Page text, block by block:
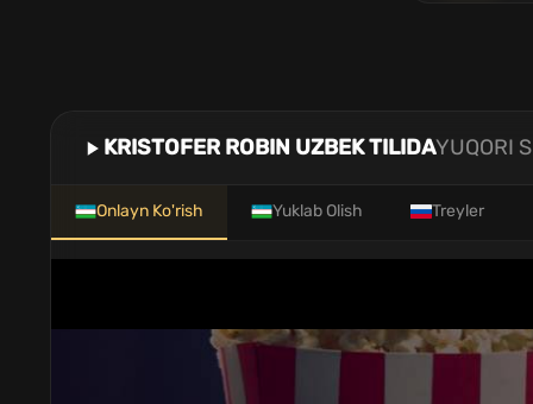
KRISTOFER ROBIN UZBEK TILIDAYUQORI
Onlayn Ko'rish Yuklab Olish Treyler